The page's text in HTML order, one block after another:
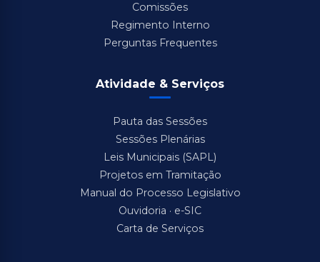
Comissões
Regimento Interno
Perguntas Frequentes
Atividade & Serviços
Pauta das Sessões
Sessões Plenárias
Leis Municipais (SAPL)
Projetos em Tramitação
Manual do Processo Legislativo
Ouvidoria · e-SIC
Carta de Serviços